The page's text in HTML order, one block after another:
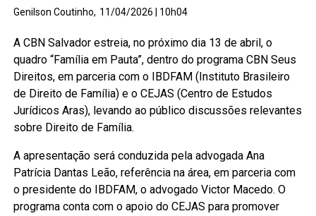
Genilson Coutinho, 11/04/2026 | 10h04
A CBN Salvador estreia, no próximo dia 13 de abril, o
quadro “Família em Pauta”, dentro do programa CBN Seus
Direitos, em parceria com o IBDFAM (Instituto Brasileiro
de Direito de Família) e o CEJAS (Centro de Estudos
Jurídicos Aras), levando ao público discussões relevantes
sobre Direito de Família.
A apresentação será conduzida pela advogada Ana
Patrícia Dantas Leão, referência na área, em parceria com
o presidente do IBDFAM, o advogado Victor Macedo. O
programa conta com o apoio do CEJAS para promover